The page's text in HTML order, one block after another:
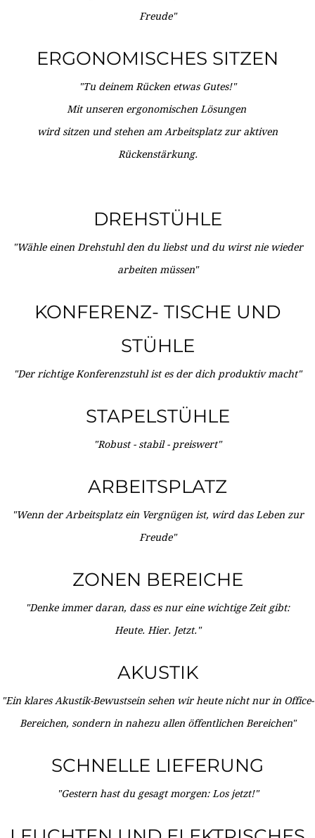
Freude"
ERGONOMISCHES SITZEN
"Tu deinem Rücken etwas Gutes!"
Mit unseren ergonomischen Lösungen
wird sitzen und stehen am Arbeitsplatz zur aktiven
Rückenstärkung.
DREHSTÜHLE
"Wähle einen Drehstuhl den du liebst und du wirst nie wieder
arbeiten müssen"
KONFERENZ- TISCHE UND
STÜHLE
"Der richtige Konferenzstuhl ist es der dich produktiv macht"
STAPELSTÜHLE
"Robust - stabil - preiswert"
ARBEITSPLATZ
"Wenn der Arbeitsplatz ein Vergnügen ist, wird das Leben zur
Freude"
ZONEN BEREICHE
"Denke immer daran, dass es nur eine wichtige Zeit gibt:
Heute. Hier. Jetzt."
AKUSTIK
"Ein klares Akustik-Bewustsein sehen wir heute nicht nur in Office-
Bereichen, sondern in nahezu allen öffentlichen Bereichen"
SCHNELLE LIEFERUNG
"Gestern hast du gesagt morgen: Los jetzt!"